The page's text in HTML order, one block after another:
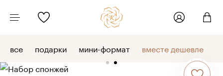
все подарки мини-формат вместе дешевле